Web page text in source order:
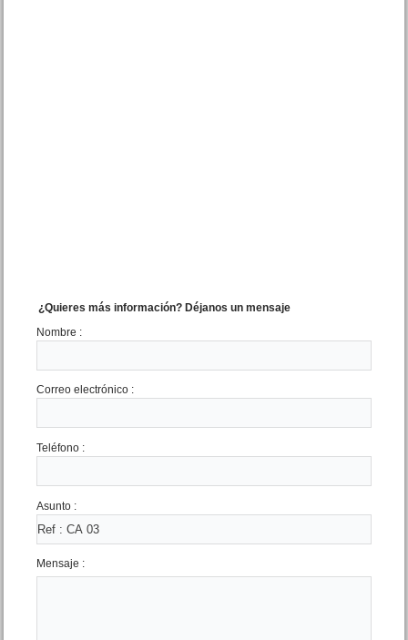
¿Quieres más información? Déjanos un mensaje
Nombre :
Correo electrónico :
Teléfono :
Asunto :
Mensaje :